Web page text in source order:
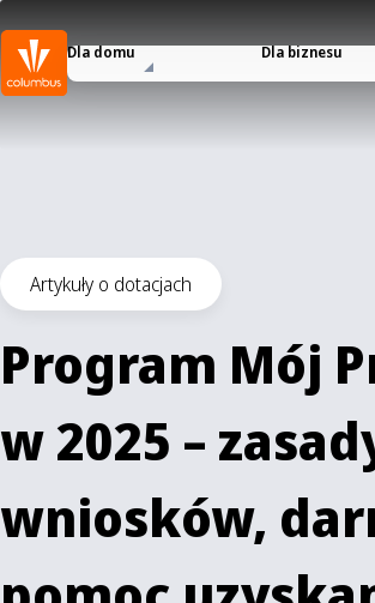
Dla domu Dla biznesu
Artykuły o dotacjach
Program Mój
w 2025 –
wniosków,